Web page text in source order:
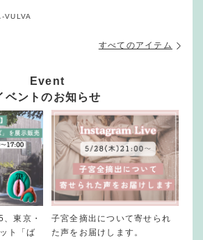
VULVA
すべてのアイテム
Event
ベントのお知らせ
、東京・
ト「ば
子宮全摘出について寄せられ
た声をお届けします。